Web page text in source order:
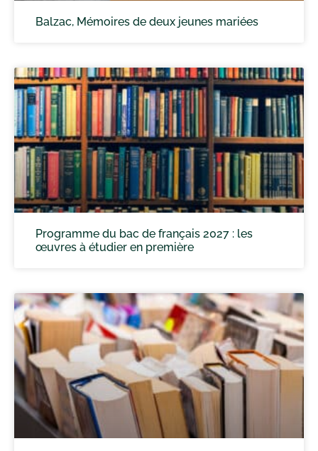
Balzac, Mémoires de deux jeunes mariées
Programme du bac de français 2027 : les
œuvres à étudier en première